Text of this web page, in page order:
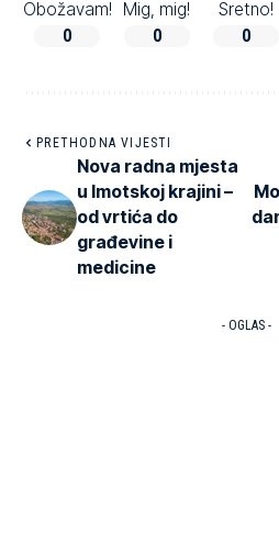
Obožavam!
0
Mig, mig!
0
Sretno!
0
PRETHODNA VIJESTI
Nova radna mjesta
u Imotskoj krajini –
od vrtića do
građevine i
medicine
- OGLAS -